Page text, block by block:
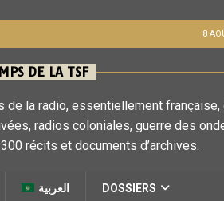
8
DE LA TSF
de la radio, essentiellement française,
radios coloniales, guerre des
récits et documents d’archives.
العربية DOSSIERS